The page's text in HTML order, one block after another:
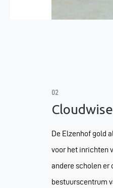
02
De Elzenhof gold
voor het inrichten
andere scholen er
bestuurscentrum